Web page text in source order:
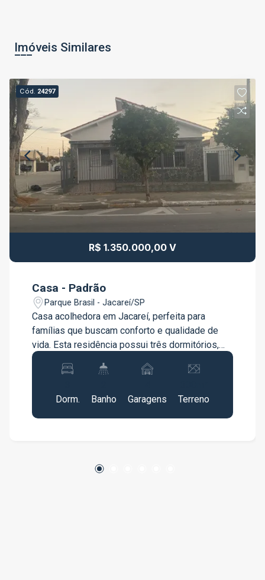
Imóveis Similares
Cód. 24297
R$ 1.350.000,00 V
Casa - Padrão
Parque Brasil - Jacareí/SP
Casa acolhedora em Jacareí, perfeita para
famílias que buscam conforto e qualidade de
vida. Esta residência possui três dormitórios,
sendo uma suíte, e um total de dois banheiros,
incluindo um banheiro social. O design da casa
um conceito aberto, proporcionando um
ambiente moderno e espaçoso. A sala de
pode abrigar até quatro carros, garantindo
Dorm.
Banho
Garagens
Terreno